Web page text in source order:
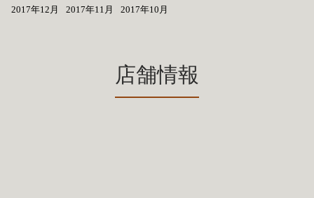
2017年12月
2017年11月 2017年10月
店舗情報